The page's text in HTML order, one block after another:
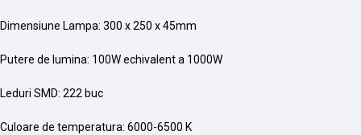
Dimensiune Lampa: 300 x 250 x 45mm
Putere de lumina: 100W echivalent a 1000W
Leduri SMD: 222 buc
Culoare de temperatura: 6000-6500 K